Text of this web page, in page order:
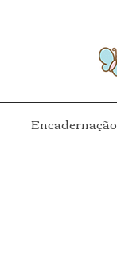
Encadernação